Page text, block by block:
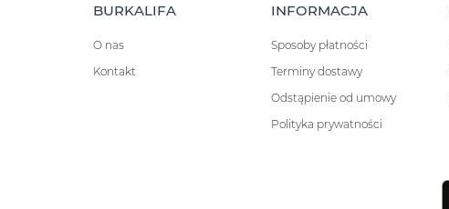
BURKALIFA
O nas
Kontakt
INFORMACJA
Sposoby płatności
Terminy dostawy
Odstąpienie od umowy
Polityka prywatności